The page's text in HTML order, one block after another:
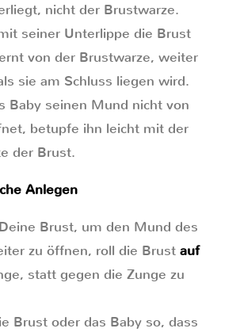
nicht der Brustwarze.
seiner Unterlippe die Brust
von der Brustwarze, weiter
sie am Schluss liegen wird.
Baby seinen Mund nicht von
betupfe ihn leicht mit der
der Brust.
Anlegen
Brust, um den Mund des
zu öffnen, roll die Brust auf
statt gegen die Zunge zu
Brust oder das Baby so, dass